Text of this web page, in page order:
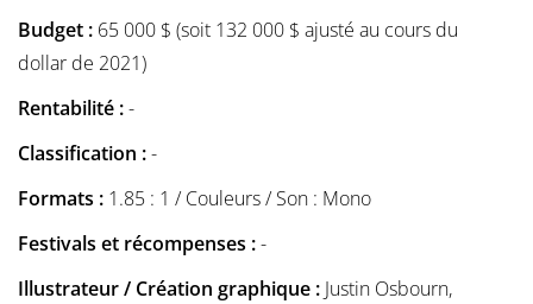
Budget : 65 000 $ (soit 132 000 $ ajusté au cours du
dollar de 2021)
Rentabilité :-
Classification :-
Formats : 1.85 : 1 / Couleurs / Son : Mono
Festivals et récompenses :-
Illustrateur / Création graphique : Justin Osbourn,